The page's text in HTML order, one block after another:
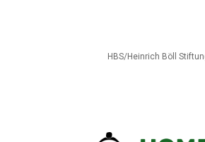
HBS/Heinrich Böll